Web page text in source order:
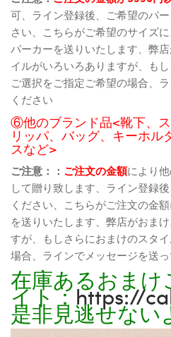
可、ライン登録後、ご希望のパ
さい、こちらがご希望のサイズ
パーカーを送りいたします、弊
イルがいろいろありますが、も
ご選択をご指定ご希望の場合、
ください
⑥他のブランド品<靴下、
リッパ、バッグ、キーホル
スなど>
ご注意：： ご注文の金額により
して贈り致します、ライン登録
ください、こちらがご注文の金
を送りいたします、弊店がおま
すが、もしさらにおまけのスタ
場合、ラインでメッセージを送
在庫あるおまけ
イト：https://
是非見逃せない